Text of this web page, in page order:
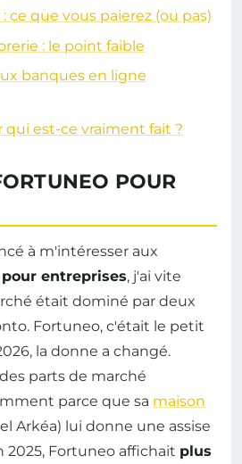
ce que vous paierez (ou pas)
: le point faible
banques en ligne
qui est-ce vraiment fait ?
POUR
à m'intéresser aux
entreprises, j'ai vite
était dominé par deux
Fortuneo, c'était le petit
la donne a changé.
parts de marché
parce que sa maison
Arkéa) lui donne une assise
2025, Fortuneo affichait plus